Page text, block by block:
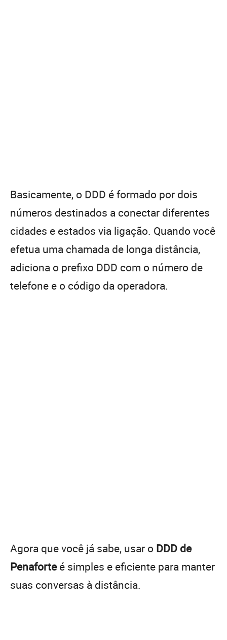
Basicamente, o DDD é formado por dois
números destinados a conectar diferentes
cidades e estados via ligação. Quando você
efetua uma chamada de longa distância,
adiciona o prefixo DDD com o número de
telefone e o código da operadora.
Agora que você já sabe, usar o DDD de
Penaforteé simples e eficiente para manter
suas conversas à distância.